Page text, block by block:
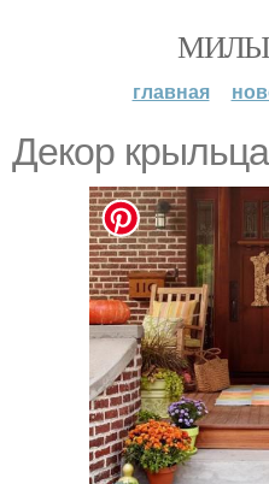
главная
Декор крыльца